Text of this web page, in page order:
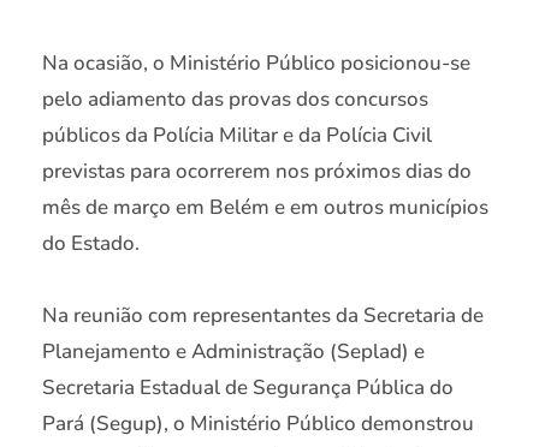
Na ocasião, o Ministério Público posicionou-se
pelo adiamento das provas dos concursos
públicos da Polícia Militar e da Polícia Civil
previstas para ocorrerem nos próximos dias do
mês de março em Belém e em outros municípios
do Estado.
Na reunião com representantes da Secretaria de
Planejamento e Administração (Seplad) e
Secretaria Estadual de Segurança Pública do
Pará (Segup), o Ministério Público demonstrou